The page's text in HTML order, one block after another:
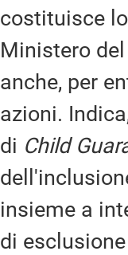
costituisce
Ministero
anche, per
azioni.
di Child
insieme a
di